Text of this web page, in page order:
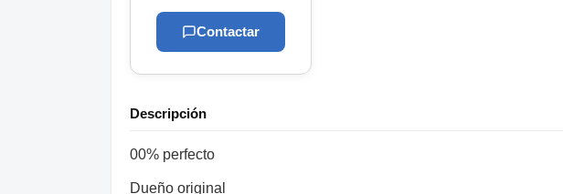
Contactar
Descripción
00% perfecto
Dueño original